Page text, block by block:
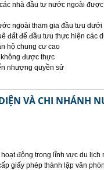
nhà đầu tư nước ngoài
ngoài tham gia đầu tưu
đất để đầu tưu thực hiện các
hộ chung cư cao
được thực
nhượng quyền sử
VÀ CHI NHÁNH
động trong lĩnh vực du lịch
giấy phép thành lập văn